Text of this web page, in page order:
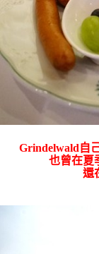
Grindelwald自
也曾在夏
還